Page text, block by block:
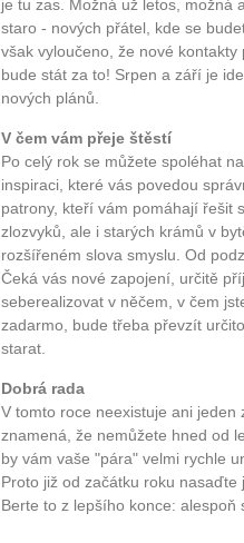
je tu zas. Možná už letos, možná
staro - nových přátel, kde se
však vyloučeno, že nové
bude stát za to! Srpen a září je
nových plánů.
V čem vám přeje štěstí
Po celý rok se můžete spoléhat
inspiraci, které vás povedou
patrony, kteří vám pomáhají řešit
zlozvyků, ale i starých krámů v
rozšířeném slova smyslu. Od
Čeká vás nové zapojení, určitě
seberealizovat v něčem, v čem
zadarmo, bude třeba převzít
starat.
Dobrá rada
V tomto roce neexistuje ani
znamená, že nemůžete hned od
by vám vaše "pára" velmi rychle
Proto již od začátku roku
Berte to z lepšího konce: